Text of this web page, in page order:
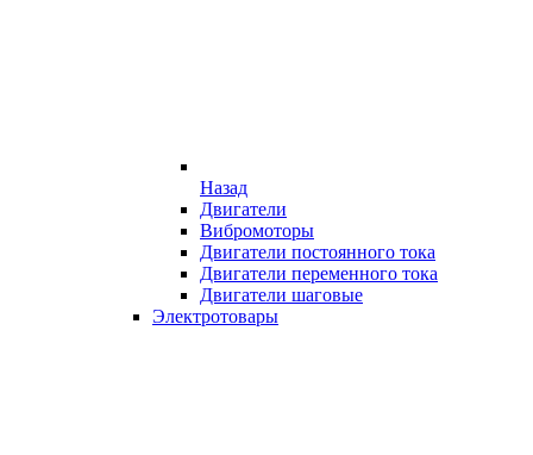
Назад
Двигатели
Вибромоторы
Двигатели постоянного тока
Двигатели переменного тока
Двигатели шаговые
Электротовары